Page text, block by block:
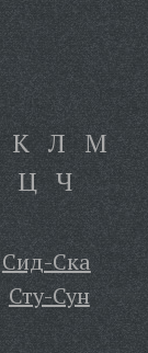
К Л М
Ц Ч
Сид-Ска
Сту-Сун